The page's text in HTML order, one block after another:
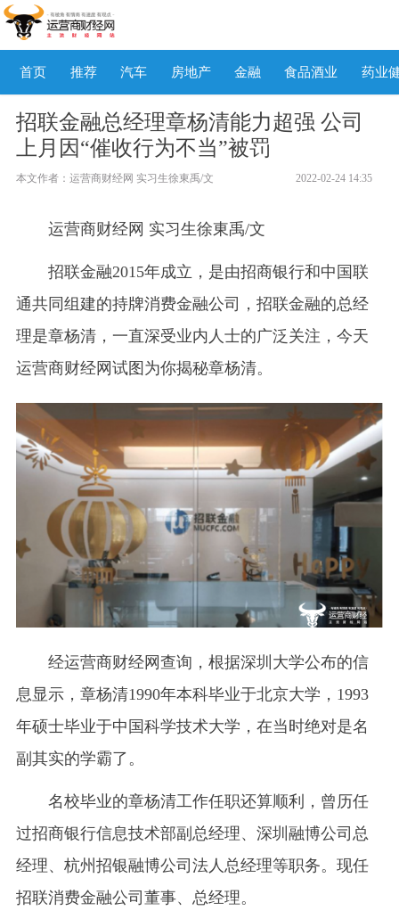
首页 推荐 汽车 房地产 金融 食品酒业 药业
招联金融总经理章杨清能力超强 公司
上月因“催收行为不当”被罚
本文作者： 运营商财经网 实习生徐東禹/文 2022-02-24 14:35
运营商财经网 实习生徐東禹/文
招联金融2015年成立，是由招商银行和中国联
通共同组建的持牌消费金融公司，招联金融的总经
理是章杨清，一直深受业内人士的广泛关注，今天
运营商财经网试图为你揭秘章杨清。
经运营商财经网查询，根据深圳大学公布的信
息显示，章杨清1990年本科毕业于北京大学，1993
年硕士毕业于中国科学技术大学，在当时绝对是名
副其实的学霸了。
名校毕业的章杨清工作任职还算顺利，曾历任
过招商银行信息技术部副总经理、深圳融博公司总
经理、杭州招银融博公司法人总经理等职务。现任
招联消费金融公司董事、总经理。